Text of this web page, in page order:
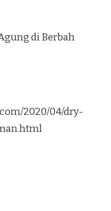
di Berbah
2020/04/dry-